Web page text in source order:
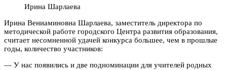
Ирина Шарлаева
Ирина Вениаминовна Шарлаева, заместитель директора по
методической работе городского Центра развития образования,
считает несомненной удачей конкурса большее, чем в прошлые
годы, количество участников:
— У нас появились и две подноминации для учителей родных